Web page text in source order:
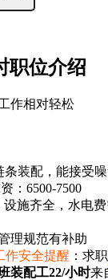
职位介绍
作相对轻松
装配，能接受
：6500-7500
施齐全，水电费
理规范有补助
作安全提醒 ：求
装配工22/小时来